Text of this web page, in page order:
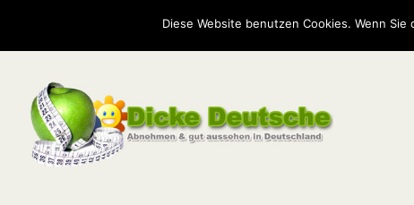
Kontakt Serien Umfragen
Diese Website benutzen Cookies. Wenn